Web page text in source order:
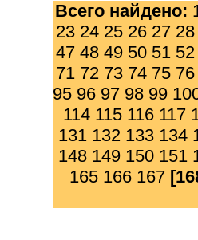
Всего найдено:
23 24 25 26 27 28
47 48 49 50 51 52
71 72 73 74 75 76
95 96 97 98 99
114 115 116 117
131 132 133 134
148 149 150 151
165 166 167